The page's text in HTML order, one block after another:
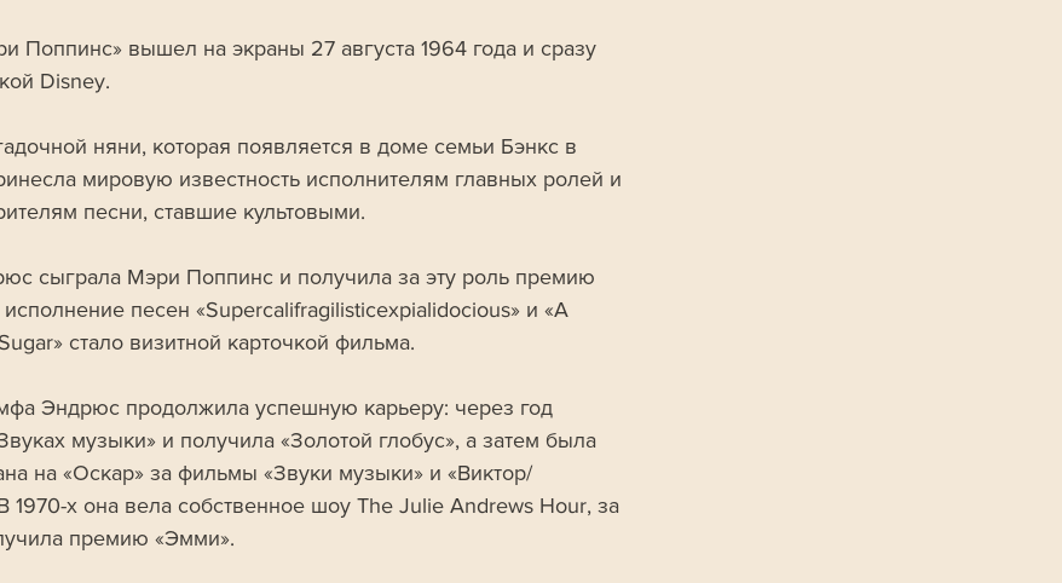
Поппинс» вышел на экраны 27 августа 1964 года и сразу
Disney.
няни, которая появляется в доме семьи Бэнкс в
мировую известность исполнителям главных ролей и
песни, ставшие культовыми.
сыграла Мэри Поппинс и получила за эту роль премию
песен «Supercalifragilisticexpialidocious» и «A
стало визитной карточкой фильма.
Эндрюс продолжила успешную карьеру: через год
музыки» и получила «Золотой глобус», а затем была
на «Оскар» за фильмы «Звуки музыки» и «Виктор/
1970-х она вела собственное шоу The Julie Andrews Hour, за
премию «Эмми».